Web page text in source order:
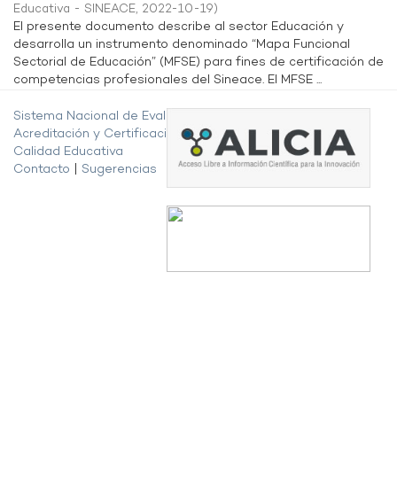
Educativa - SINEACE, 2022-10-19)
El presente documento describe al sector Educación y
desarrolla un instrumento denominado “Mapa Funcional
Sectorial de Educación” (MFSE) para fines de certificación de
competencias profesionales del Sineace. El MFSE ...
Sistema Nacional de Evaluación,
Acreditación y Certificación de la
Calidad Educativa
Contacto
Sugerencias